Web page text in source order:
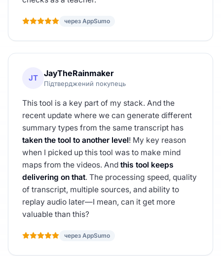
через AppSumo
JT JayTheRainmaker
Підтверджений покупець
This tool is a key part of my stack. And the
recent update where we can generate different
summary types from the same transcript has
taken the tool to another level! My key reason
when I picked up this tool was to make mind
maps from the videos. And this tool keeps
delivering on that. The processing speed, quality
of transcript, multiple sources, and ability to
replay audio later—I mean, can it get more
valuable than this?
через AppSumo